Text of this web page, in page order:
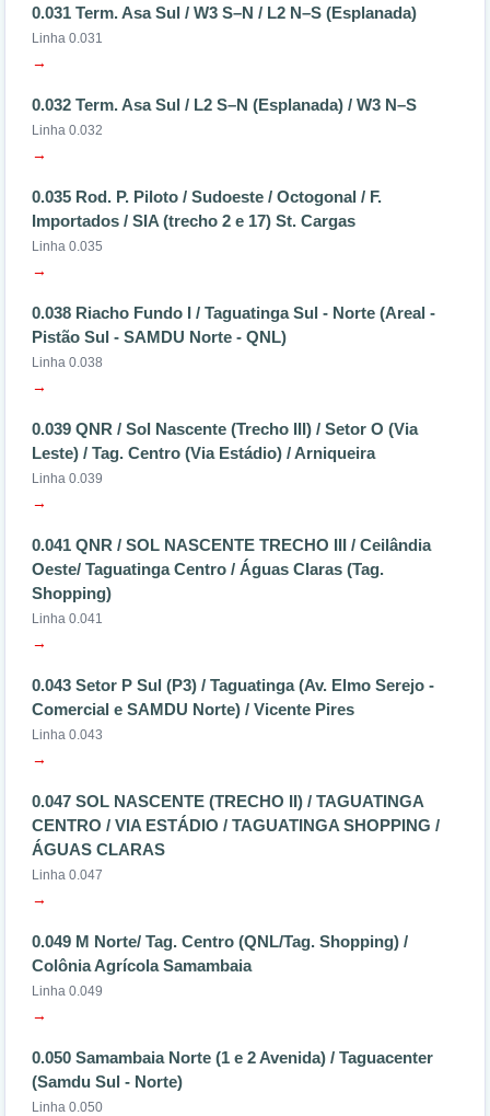
0.031 Term. Asa Sul / W3 S–N / L2 N–S (Esplanada)
Linha 0.031
→
0.032 Term. Asa Sul / L2 S–N (Esplanada) / W3 N–S
Linha 0.032
→
0.035 Rod. P. Piloto / Sudoeste / Octogonal / F.
Importados / SIA (trecho 2 e 17) St. Cargas
Linha 0.035
→
0.038 Riacho Fundo I / Taguatinga Sul - Norte (Areal -
Pistão Sul - SAMDU Norte - QNL)
Linha 0.038
→
0.039 QNR / Sol Nascente (Trecho III) / Setor O (Via
Leste) / Tag. Centro (Via Estádio) / Arniqueira
Linha 0.039
→
0.041 QNR / SOL NASCENTE TRECHO III / Ceilândia
Oeste/ Taguatinga Centro / Águas Claras (Tag.
Shopping)
Linha 0.041
→
0.043 Setor P Sul (P3) / Taguatinga (Av. Elmo Serejo -
Comercial e SAMDU Norte) / Vicente Pires
Linha 0.043
→
0.047 SOL NASCENTE (TRECHO II) / TAGUATINGA
CENTRO / VIA ESTÁDIO / TAGUATINGA SHOPPING /
ÁGUAS CLARAS
Linha 0.047
→
0.049 M Norte/ Tag. Centro (QNL/Tag. Shopping) /
Colônia Agrícola Samambaia
Linha 0.049
→
0.050 Samambaia Norte (1 e 2 Avenida) / Taguacenter
(Samdu Sul - Norte)
Linha 0.050